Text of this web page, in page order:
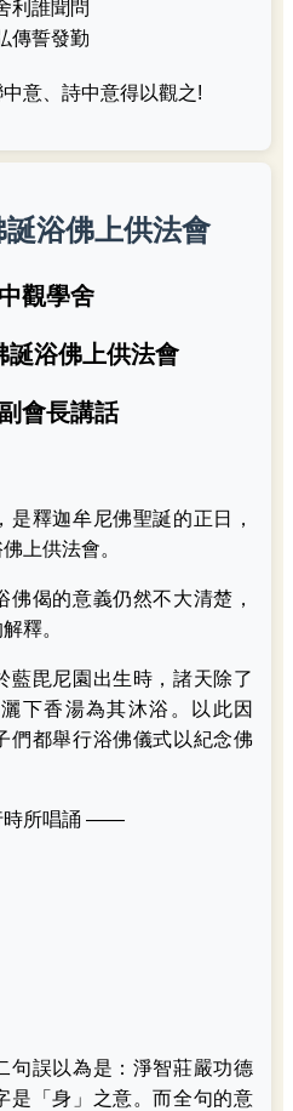
利誰聞問
傳誓發勤
意、詩中意得以觀之!
浴佛上供法會
觀學舍
誕浴佛上供法會
會長講話
釋迦牟尼佛聖誕的正日，
上供法會。
偈的意義仍然不大清楚，
釋。
毘尼園出生時，諸天除了
下香湯為其沐浴。以此因
們都舉行浴佛儀式以紀念佛
時所唱誦 ——
誤以為是：淨智莊嚴功德
是「身」之意。而全句的意